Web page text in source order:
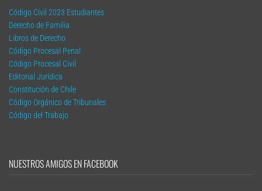
Código Civil 2023 Estudiantes
Derecho de Familia
Libros de Derecho
Código Procesal Penal
Código Procesal Civil
Editorial Jurídica
Constitución de Chile
Código Orgánico de Tribunales
Código del Trabajo
NUESTROS AMIGOS EN FACEBOOK